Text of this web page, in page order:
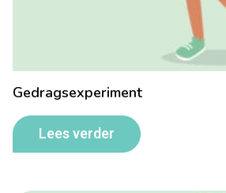
Gedragsexperiment
Lees verder